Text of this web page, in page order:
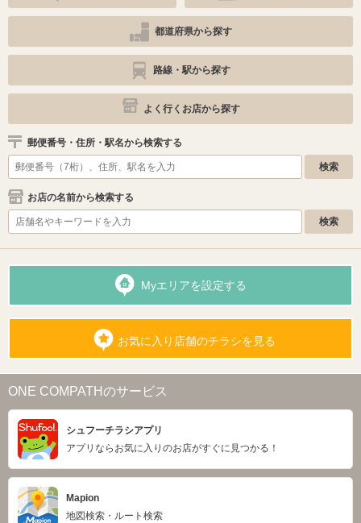
都道府県から探す
路線・駅から探す
よく行くお店から探す
郵便番号・住所・駅名から検索する
お店の名前から検索する
Myエリアを設定する
お気に入り店舗のチラシを見る
ONE COMPATHのサービス
シュフーチラシアプリ
アプリならお気に入りのお店がすぐに見つかる！
Mapion
地図検索・ルート検索